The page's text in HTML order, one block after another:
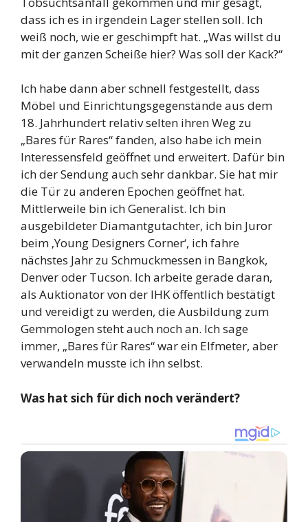
dass ich es in irgendein Lager stellen soll. Ich
weiß noch, wie er geschimpft hat. „Was willst du
mit der ganzen Scheiße hier? Was soll der Kack?“
Ich habe dann aber schnell festgestellt, dass
Möbel und Einrichtungsgegenstände aus dem
18. Jahrhundert relativ selten ihren Weg zu
„Bares für Rares“ fanden, also habe ich mein
Interessensfeld geöffnet und erweitert. Dafür bin
ich der Sendung auch sehr dankbar. Sie hat mir
die Tür zu anderen Epochen geöffnet hat.
Mittlerweile bin ich Generalist. Ich bin
ausgebildeter Diamantgutachter, ich bin Juror
beim ‚Young Designers Corner‘, ich fahre
nächstes Jahr zu Schmuckmessen in Bangkok,
Denver oder Tucson. Ich arbeite gerade daran,
als Auktionator von der IHK öffentlich bestätigt
und vereidigt zu werden, die Ausbildung zum
Gemmologen steht auch noch an. Ich sage
immer, „Bares für Rares“ war ein Elfmeter, aber
verwandeln musste ich ihn selbst.
Was hat sich für dich noch verändert?